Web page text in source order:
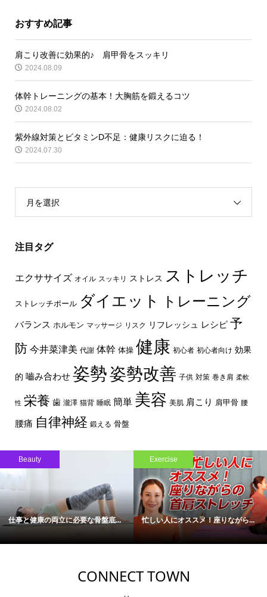
おすすめ記事
肩こり改善に効果的♪ 肩甲骨をスッキリ
2024.08.09
体幹トレーニングの基本！大胸筋を鍛えるコツ
2024.08.02
紫外線対策とビタミンD不足：健康リスクに迫る！
2024.07.30
月を選択
注目タグ
エクササイズ オイル スッキリ ストレス ストレッチ
ストレッチポール ダイエット トレーニング
バランス ホルモン マッサージ リスク リフレッシュ レシピ 予
防 今井菜津美 代謝 体幹 体操 健康 初心者 初心者向け 効果
的 嚙み合わせ 姿勢姿勢改善 子供 対策 巻き肩 柔軟
性 栄養 歯 瀧澤 猫背 睡眠 簡単 美容 美肌 肩こり 肩甲骨 腰
腰痛 自律神経 鍛える 骨盤
Beauty
仕事と健康の両立に必要な骨盤底...
Exercise
忙しい人にオススメ！座りながら...
CONNECT TOWN